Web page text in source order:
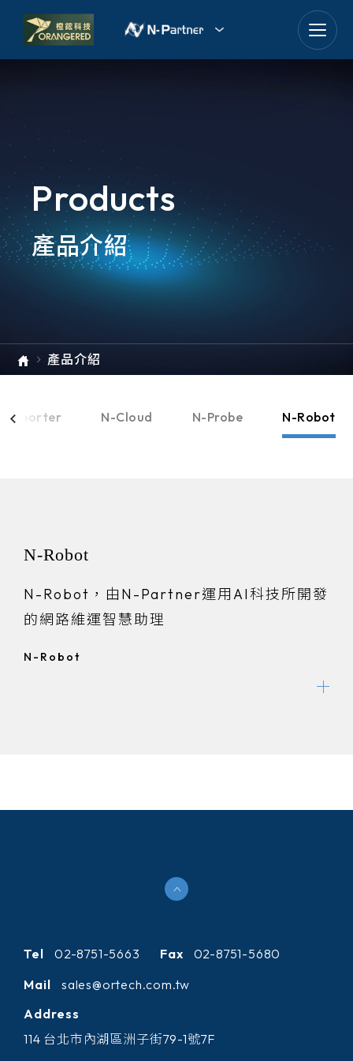
OPSWAT
MENLO SECURITY
Products
產品介紹
產品介紹
Reporter N-Cloud N-Probe N-Robot
N-Robot
N-Robot，由N-Partner運用AI科技所開發
的網路維運智慧助理
N-Robot
Tel 02-8751-5663 Fax
02-8751-5680
Mail
sales@ortech.com.tw
Address
114 台北市內湖區洲子街79-1號7F